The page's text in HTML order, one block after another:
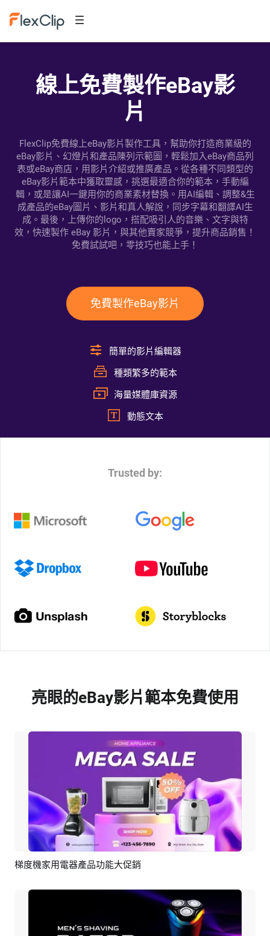
線上免費製作eBay影
片
FlexClip免費線上eBay影片製作工具，幫助你打造商業級的
eBay影片、幻燈片和產品陳列示範圖，輕鬆加入eBay商品列
表或eBay商店，用影片介紹或推廣產品。從各種不同類型的
eBay影片範本中獲取靈感，挑選最適合你的範本，手動編
輯，或是讓AI一鍵用你的商業素材替換。用AI編輯、調整&生
成產品的eBay圖片、影片和真人解說，同步字幕和翻譯AI生
成。最後，上傳你的logo，搭配吸引人的音樂、文字與特
效，快速製作 eBay 影片，與其他賣家競爭，提升商品銷售！
免費試試吧，零技巧也能上手！
免費製作eBay影片
簡單的影片編輯器
種類繁多的範本
海量媒體庫資源
動態文本
Trusted by:
亮眼的eBay影片範本免費使用
預覽
梯度機家用電器產品功能大促銷